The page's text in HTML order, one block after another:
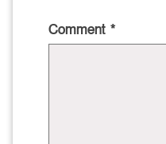
Comment *